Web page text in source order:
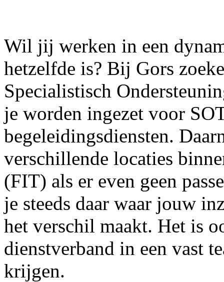
Wil jij werken in een
hetzelfde is? Bij Gors
Specialistisch
je worden ingezet voor
begeleidingsdiensten.
verschillende locaties
(FIT) als er even geen
je steeds daar waar jouw
het verschil maakt. Het is
dienstverband in een vast
krijgen.